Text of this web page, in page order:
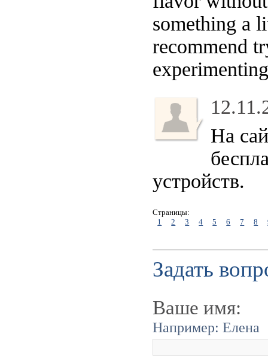
something a
recommend
На
устройств.
Страницы:
1
2 3 4 5 6 7 8
Задать
Ваше имя:
Например: Елена